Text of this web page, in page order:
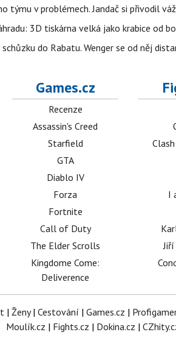
týmu v problémech. Jandač si přivodil
3D tiskárna velká jako krabice od
do Rabatu. Wenger se od něj
Games.cz
Recenze
Assassin's Creed
Starfield
GTA
Diablo IV
Forza
Fortnite
Call of Duty
The Elder Scrolls
Kingdome Come:
Deliverence
I
| Ženy| Cestování | Games.cz |
Moulík.cz | Fights.cz | Dokina.cz |